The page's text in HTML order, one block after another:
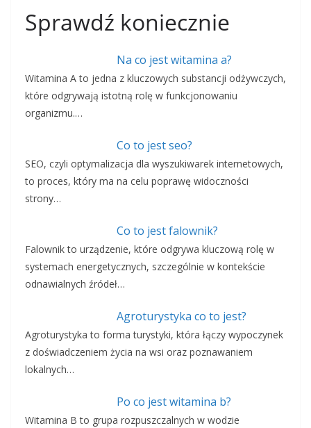
Sprawdź koniecznie
Na co jest witamina a?
Witamina A to jedna z kluczowych substancji odżywczych,
które odgrywają istotną rolę w funkcjonowaniu
organizmu.…
Co to jest seo?
SEO, czyli optymalizacja dla wyszukiwarek internetowych,
to proces, który ma na celu poprawę widoczności
strony…
Co to jest falownik?
Falownik to urządzenie, które odgrywa kluczową rolę w
systemach energetycznych, szczególnie w kontekście
odnawialnych źródeł…
Agroturystyka co to jest?
Agroturystyka to forma turystyki, która łączy wypoczynek
z doświadczeniem życia na wsi oraz poznawaniem
lokalnych…
Po co jest witamina b?
Witamina B to grupa rozpuszczalnych w wodzie